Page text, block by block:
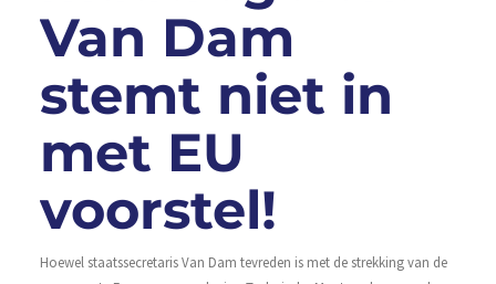
Van Dam
stemt niet in
met EU
voorstel!
Hoewel staatssecretaris Van Dam tevreden is met de strekking van de